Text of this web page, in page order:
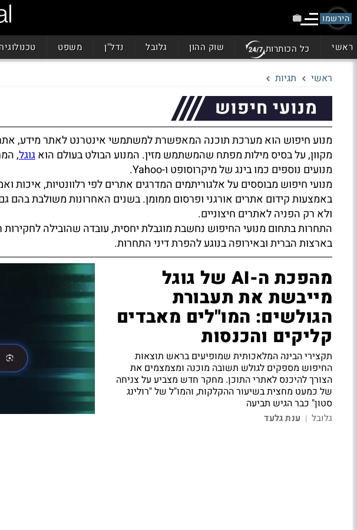
הירשמו
ראשי כל הכותרות שוק ההון גלובל נדל"ן משפט טכנולוגיה
ראשי תגיות
מנועי חיפוש
מנוע חיפוש הוא מערכת תוכנה המאפשרת למשתמשי אינטרנט לאתר מידע,
מקוון, על בסיס מילות מפתח שהמשתמש מזין. המנוע הבולט בעולם הואגוגל,
מנועים נוספים כמו בינג של מיקרוסופט ו-Yahoo.
מנועי חיפוש מבוססים על אלגוריתמים המדרגים אתרים לפי רלוונטיות, איכות
באמצעות קידום אתרים אורגני ופרסום ממומן. בשנים האחרונות משולבת בהם
ולא רק הפניה לאתרים חיצוניים.
התחרות בתחום מנועי החיפוש נחשבת מוגבלת יחסית, עובדה שהובילה לחקירות
בארצות הברית ובאירופה בנוגע להפרת דיני התחרות.
מהפכת ה-AI של גוגל
מייבשת את תעבורת
הגולשים: המו"לים מאבדים
קליקים והכנסות
תקצירי הבינה המלאכותית שמופיעים בראש תוצאות
החיפוש מספקים לגולש תשובה מוכנה ומצמצמים את
הצורך להיכנס לאתרי התוכן. מחקר חדש מצביע על צניחה
של כמעט מחצית בשיעור ההקלקות, והמו"ל של "רולינג
סטון" כבר הגיש תביעה
גלובל | ענת גלעד